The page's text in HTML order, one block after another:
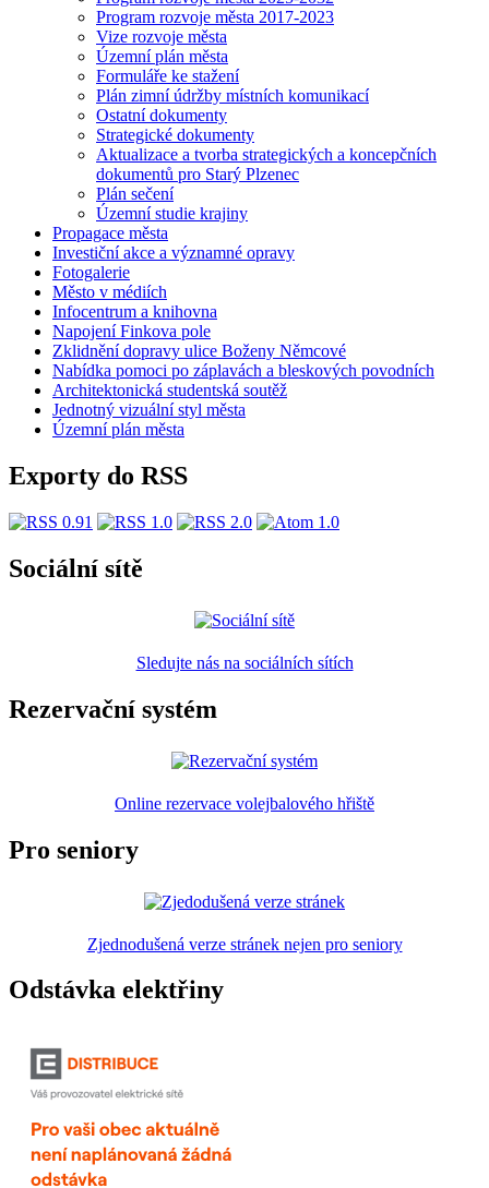
Program rozvoje města 2017-2023
Vize rozvoje města
Územní plán města
Formuláře ke stažení
Plán zimní údržby místních komunikací
Ostatní dokumenty
Strategické dokumenty
Aktualizace a tvorba strategických a koncepčních
dokumentů pro Starý Plzenec
Plán sečení
Územní studie krajiny
Propagace města
Investiční akce a významné opravy
Fotogalerie
Město v médiích
Infocentrum a knihovna
Napojení Finkova pole
Zklidnění dopravy ulice Boženy Němcové
Nabídka pomoci po záplavách a bleskových povodních
Architektonická studentská soutěž
Jednotný vizuální styl města
Územní plán města
Exporty do RSS
Sociální sítě
Sledujte nás na sociálních sítích
Rezervační systém
Online rezervace volejbalového hřiště
Pro seniory
Zjednodušená verze stránek nejen pro seniory
Odstávka elektřiny